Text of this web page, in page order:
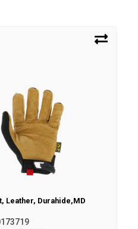
Leather, Durahide,MD